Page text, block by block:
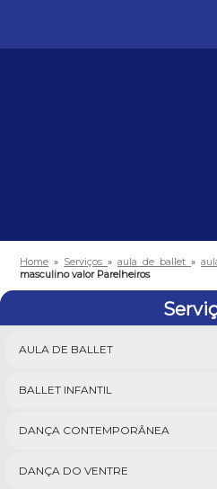
Home » Serviços»aula de ballet»
masculino valor Parelheiros
AULA DE BALLET
BALLET INFANTIL
DANÇA CONTEMPORÂNEA
DANÇA DO VENTRE